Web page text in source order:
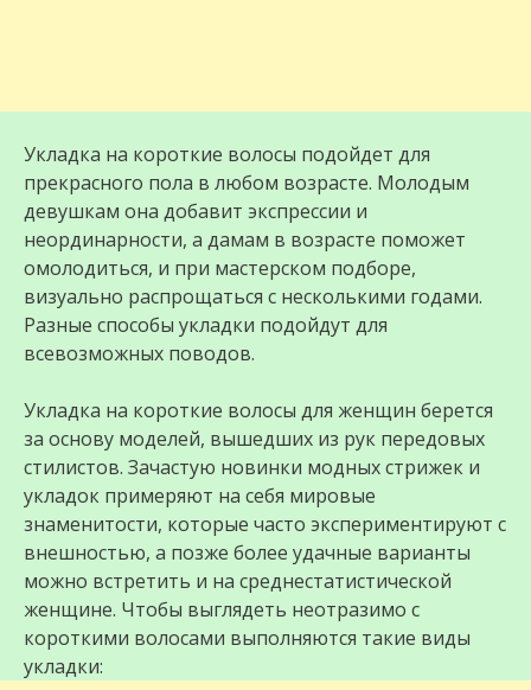
Укладка на короткие волосы подойдет для
прекрасного пола в любом возрасте. Молодым
девушкам она добавит экспрессии и
неординарности, а дамам в возрасте поможет
омолодиться, и при мастерском подборе,
визуально распрощаться с несколькими годами.
Разные способы укладки подойдут для
всевозможных поводов.
Укладка на короткие волосы для женщин берется
за основу моделей, вышедших из рук передовых
стилистов. Зачастую новинки модных стрижек и
укладок примеряют на себя мировые
знаменитости, которые часто экспериментируют с
внешностью, а позже более удачные варианты
можно встретить и на среднестатистической
женщине. Чтобы выглядеть неотразимо с
короткими волосами выполняются такие виды
укладки: